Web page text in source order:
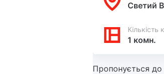
Светий
Кількість
1 комн.
Пропонується